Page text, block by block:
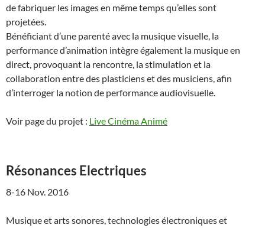
de fabriquer les images en même temps qu’elles sont
projetées.
Bénéficiant d’une parenté avec la musique visuelle, la
performance d’animation intègre également la musique en
direct, provoquant la rencontre, la stimulation et la
collaboration entre des plasticiens et des musiciens, afin
d’interroger la notion de performance audiovisuelle.
Voir page du projet : Live Cinéma Animé
Résonances Electriques
8-16 Nov. 2016
Musique et arts sonores, technologies électroniques et